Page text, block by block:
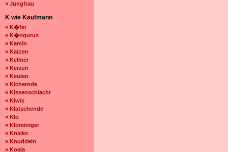
» Jungfrau
K wie Kaufmann
» K�fer
» K�ngurus
» Kamin
» Katzen
» Kellner
» Kerzen
» Keulen
» Kichernde
» Kissenschlacht
» Kiwis
» Klatschende
» Klo
» Kloreiniger
» Knicks
» Knuddeln
» Koala